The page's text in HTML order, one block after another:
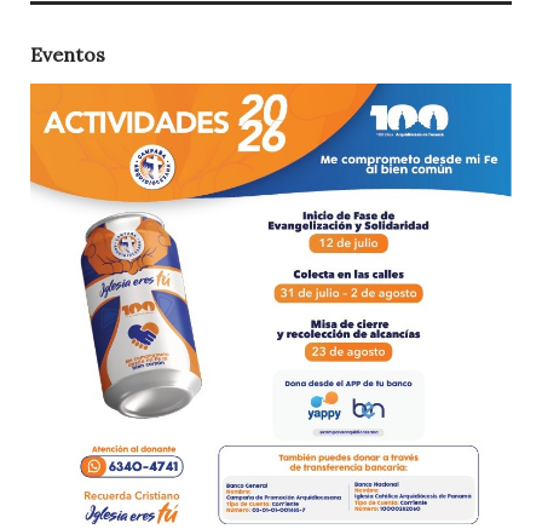
Eventos